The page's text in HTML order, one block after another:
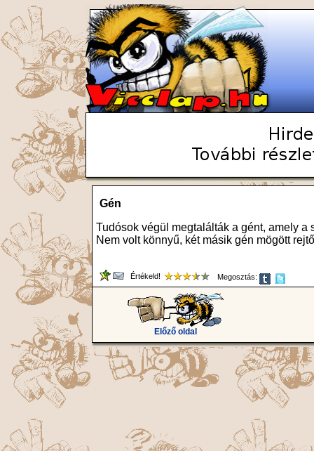
Gén
Tudósok végül megtalálták a gént, amely a
Nem volt könnyű, két másik gén mögött
Értékeld! Megosztás:
Előző oldal